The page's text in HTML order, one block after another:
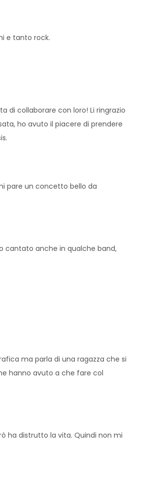
e tanto rock.
di collaborare con loro! Li ringrazio
ho avuto il piacere di prendere
pare un concetto bello da
cantato anche in qualche band,
ma parla di una ragazza che si
hanno avuto a che fare col
ha distrutto la vita. Quindi non mi